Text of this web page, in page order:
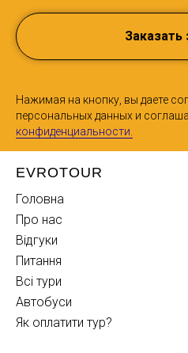
Заказать
Нажимая на кнопку, вы даете
персональных данных и
конфиденциальности.
EVROTOUR
Головна
Про нас
Відгуки
Питання
Всі тури
Автобуси
Як оплатити тур?